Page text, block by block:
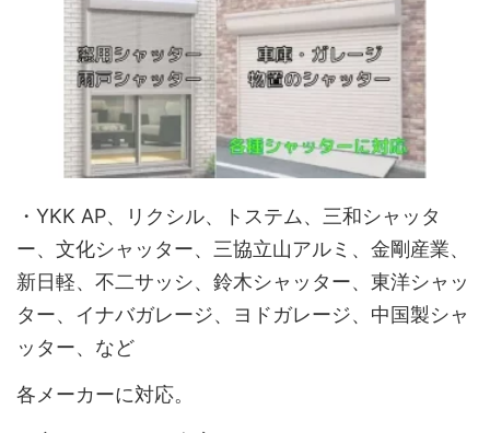
・YKK AP、リクシル、トステム、三和シャッタ
ー、文化シャッター、三協立山アルミ、金剛産業、
新日軽、不二サッシ、鈴木シャッター、東洋シャッ
ター、イナバガレージ、ヨドガレージ、中国製シャ
ッター、など
各メーカーに対応。